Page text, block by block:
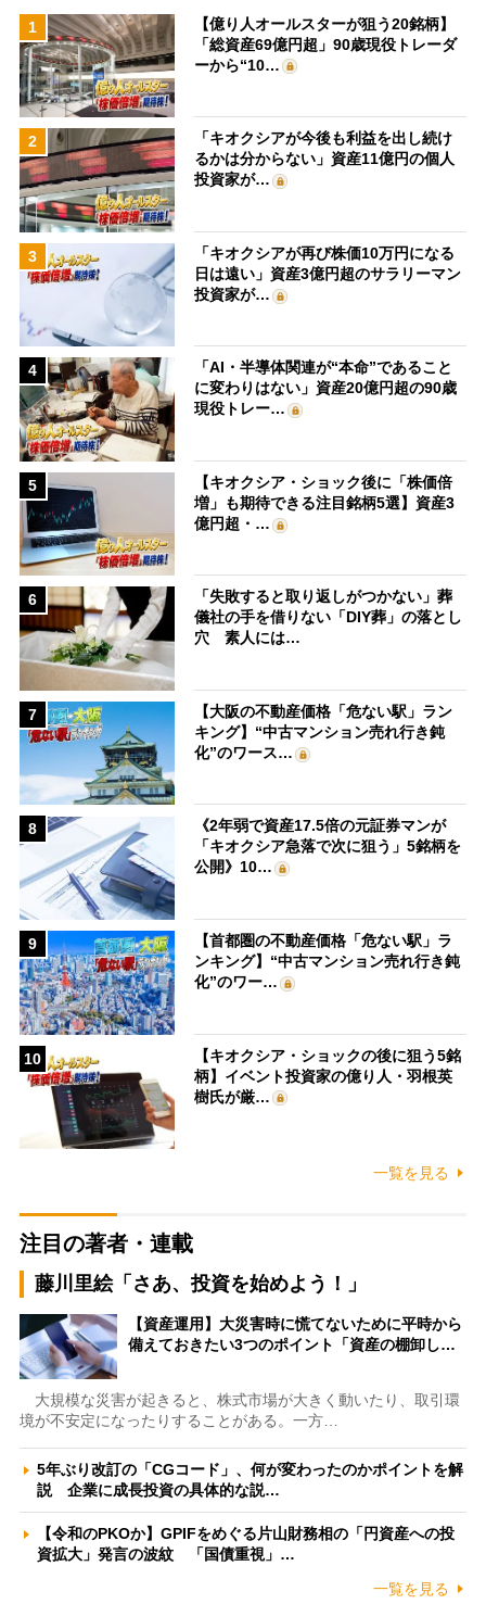
1
【億り人オールスターが狙う20銘柄】
「総資産69億円超」90歳現役トレーダ
ーから“10…
2
「キオクシアが今後も利益を出し続け
るかは分からない」資産11億円の個人
投資家が…
3
「キオクシアが再び株価10万円になる
日は遠い」資産3億円超のサラリーマン
投資家が…
4
「AI・半導体関連が“本命”であること
に変わりはない」資産20億円超の90歳
現役トレー…
5
【キオクシア・ショック後に「株価倍
増」も期待できる注目銘柄5選】資産3
億円超・…
6
「失敗すると取り返しがつかない」葬
儀社の手を借りない「DIY葬」の落とし
穴 素人には…
7
【大阪の不動産価格「危ない駅」ラン
キング】“中古マンション売れ行き鈍
化”のワース…
8
《2年弱で資産17.5倍の元証券マンが
「キオクシア急落で次に狙う」5銘柄を
公開》10…
9
【首都圏の不動産価格「危ない駅」ラ
ンキング】“中古マンション売れ行き鈍
化”のワー…
10
【キオクシア・ショックの後に狙う5銘
柄】イベント投資家の億り人・羽根英
樹氏が厳…
一覧を見る
注目の著者・連載
藤川里絵「さあ、投資を始めよう！」
【資産運用】大災害時に慌てないために平時から
備えておきたい3つのポイント「資産の棚卸し…
大規模な災害が起きると、株式市場が大きく動いたり、取引環
境が不安定になったりすることがある。一方…
5年ぶり改訂の「CGコード」、何が変わったのかポイントを解
説 企業に成長投資の具体的な説…
【令和のPKOか】GPIFをめぐる片山財務相の「円資産への投
資拡大」発言の波紋 「国債重視」…
一覧を見る